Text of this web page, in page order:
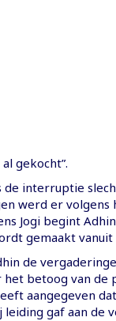
gekocht”.
de interruptie
werd er volgens
Jogi begint
gemaakt vanuit
de
betoog van de
aangegeven
gaf aan de